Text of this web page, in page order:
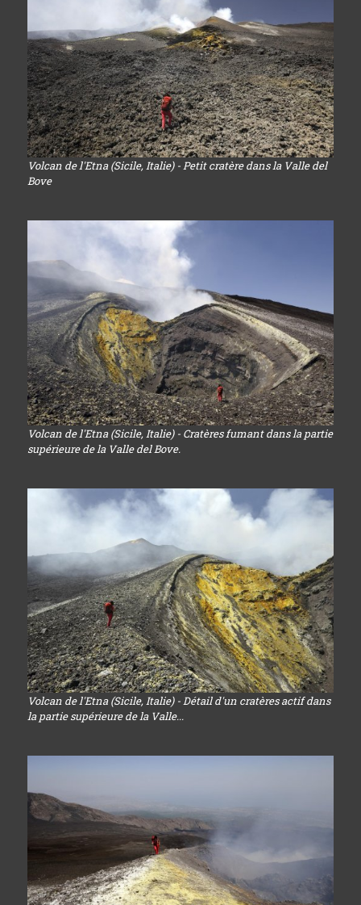
Volcan de l'Etna (Sicile, Italie) - Petit cratère dans la Valle del
Bove
Volcan de l'Etna (Sicile, Italie) - Cratères fumant dans la partie
supérieure de la Valle del Bove.
Volcan de l'Etna (Sicile, Italie) - Détail d'un cratères actif dans
la partie supérieure de la Valle...